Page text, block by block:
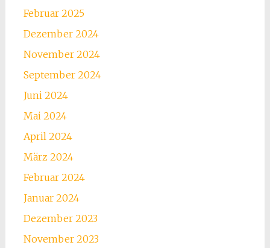
Februar 2025
Dezember 2024
November 2024
September 2024
Juni 2024
Mai 2024
April 2024
März 2024
Februar 2024
Januar 2024
Dezember 2023
November 2023